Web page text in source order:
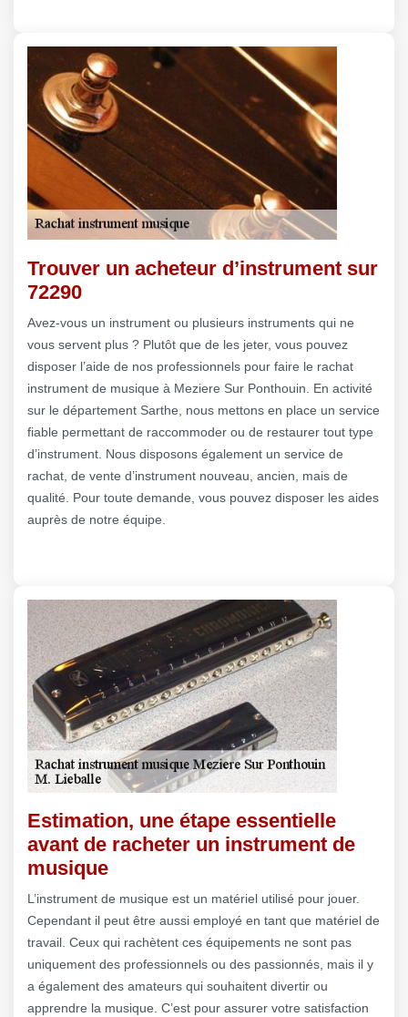
Trouver un acheteur d’instrument sur
72290
Avez-vous un instrument ou plusieurs instruments qui ne
vous servent plus ? Plutôt que de les jeter, vous pouvez
disposer l’aide de nos professionnels pour faire le rachat
instrument de musique à Meziere Sur Ponthouin. En activité
sur le département Sarthe, nous mettons en place un service
fiable permettant de raccommoder ou de restaurer tout type
d’instrument. Nous disposons également un service de
rachat, de vente d’instrument nouveau, ancien, mais de
qualité. Pour toute demande, vous pouvez disposer les aides
auprès de notre équipe.
Estimation, une étape essentielle
avant de racheter un instrument de
musique
L’instrument de musique est un matériel utilisé pour jouer.
Cependant il peut être aussi employé en tant que matériel de
travail. Ceux qui rachètent ces équipements ne sont pas
uniquement des professionnels ou des passionnés, mais il y
a également des amateurs qui souhaitent divertir ou
apprendre la musique. C’est pour assurer votre satisfaction